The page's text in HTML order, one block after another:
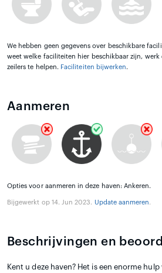
We hebben geen gegevens over beschikbare
weet welke faciliteiten hier beschikbaar zijn, werk
zeilers te helpen. Faciliteiten bijwerken.
Aanmeren
Opties voor aanmeren in deze haven: Ankeren.
Bijgewerkt op 14. Jun 2023. Update aanmeren.
Beschrijvingen en
Kent u deze haven? Het is een enorme